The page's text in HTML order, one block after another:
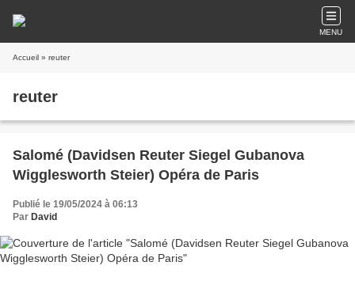
MENU
Accueil » reuter
reuter
Salomé (Davidsen Reuter Siegel Gubanova
Wigglesworth Steier) Opéra de Paris
Publié le 19/05/2024 à 06:13
Par David